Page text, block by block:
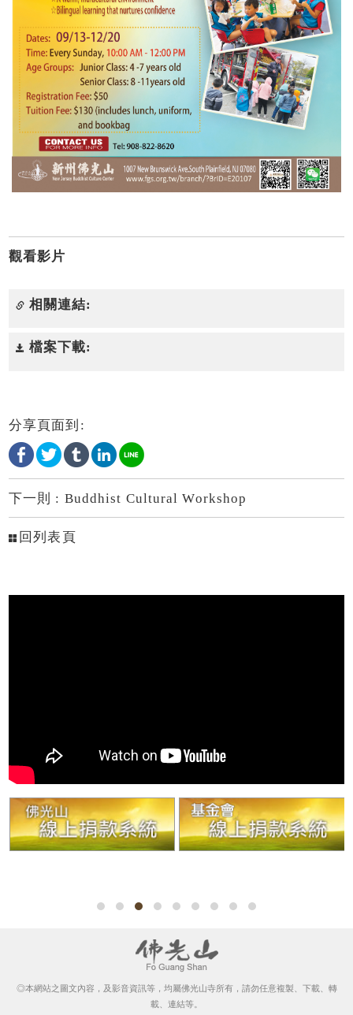
觀看影片
相關連結:
檔案下載:
分享頁面到:
下一則 : Buddhist Cultural Workshop
回列表頁
◎本網站之圖文內容，及影音資訊等，均屬佛光山寺所有，請勿任意複製、下載、轉
載、連結等。